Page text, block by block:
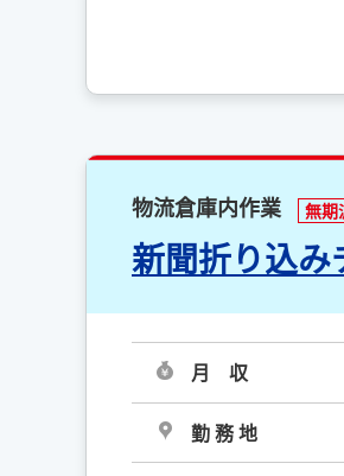
物流倉庫内作業 無期
新聞折り込
月 収
勤 務 地